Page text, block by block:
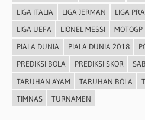
LIGA ITALIA
LIGA JERMAN LIGA
LIGA UEFA
LIONEL MESSI MOTOGP
PIALA DUNIA
PIALA DUNIA 2018
PREDIKSI BOLA
PREDIKSI SKOR
TARUHAN AYAM
TARUHAN BOLA
TIMNAS
TURNAMEN